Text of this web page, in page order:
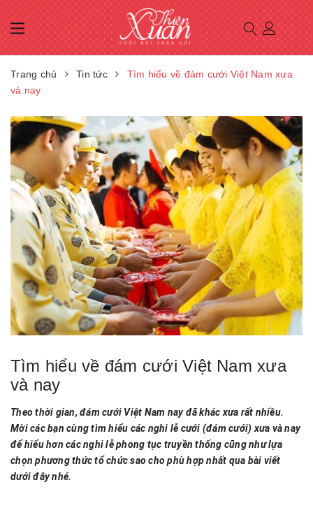
Trang chủ Tin tức
Tìm hiểu về đám cưới Việt Nam xưa
và nay
Tìm hiểu về đám cưới Việt Nam xưa
và nay
Theo thời gian, đám cưới Việt Nam nay đã khác xưa rất nhiều.
Mời các bạn cùng tìm hiểu các nghi lễ cưới (đám cưới) xưa và nay
để hiểu hơn các nghi lễ phong tục truyền thống cũng như lựa
chọn phương thức tổ chức sao cho phù hợp nhất qua bài viết
dưới đây nhé.